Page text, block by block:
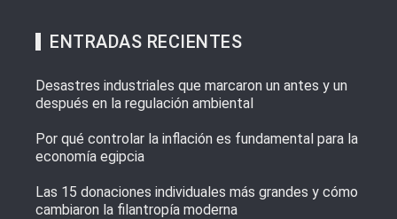
ENTRADAS RECIENTES
Desastres industriales que marcaron un antes y un
después en la regulación ambiental
Por qué controlar la inflación es fundamental para la
economía egipcia
Las 15 donaciones individuales más grandes y cómo
cambiaron la filantropía moderna